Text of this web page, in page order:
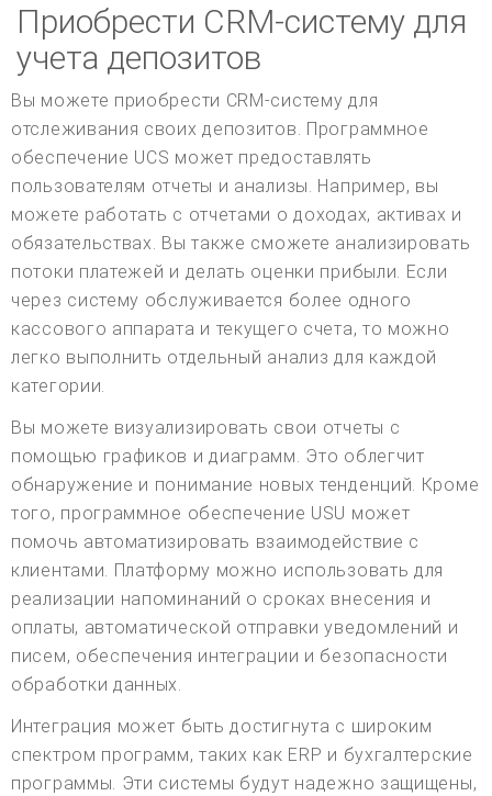
Приобрести CRM-систему для
учета депозитов
Вы можете приобрести CRM-систему для
отслеживания своих депозитов. Программное
обеспечение UCS может предоставлять
пользователям отчеты и анализы. Например, вы
можете работать с отчетами о доходах, активах и
обязательствах. Вы также сможете анализировать
потоки платежей и делать оценки прибыли. Если
через систему обслуживается более одного
кассового аппарата и текущего счета, то можно
легко выполнить отдельный анализ для каждой
категории.
Вы можете визуализировать свои отчеты с
помощью графиков и диаграмм. Это облегчит
обнаружение и понимание новых тенденций. Кроме
того, программное обеспечение USU может
помочь автоматизировать взаимодействие с
клиентами. Платформу можно использовать для
реализации напоминаний о сроках внесения и
оплаты, автоматической отправки уведомлений и
писем, обеспечения интеграции и безопасности
обработки данных.
Интеграция может быть достигнута с широким
спектром программ, таких как ERP и бухгалтерские
программы. Эти системы будут надежно защищены,